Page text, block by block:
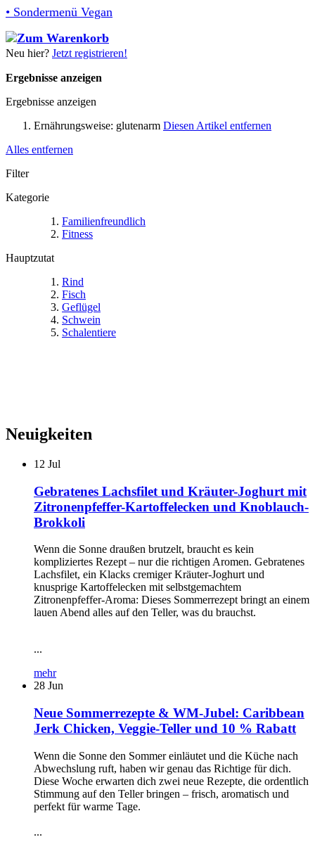
• Sondermenü Vegan
Neu hier? Jetzt registrieren!
Ergebnisse anzeigen
Ergebnisse anzeigen
Ernährungsweise: glutenarm Diesen Artikel entfernen
Alles entfernen
Filter
Kategorie
Familienfreundlich
Fitness
Hauptzutat
Rind
Fisch
Geflügel
Schwein
Schalentiere
Neuigkeiten
12 Jul
Gebratenes Lachsfilet und Kräuter-Joghurt mit
Zitronenpfeffer-Kartoffelecken und Knoblauch-
Brokkoli
Wenn die Sonne draußen brutzelt, braucht es kein
kompliziertes Rezept – nur die richtigen Aromen. Gebratenes
Lachsfilet, ein Klacks cremiger Kräuter-Joghurt und
knusprige Kartoffelecken mit selbstgemachtem
Zitronenpfeffer-Aroma: Dieses Sommerrezept bringt an einem
lauen Abend alles auf den Teller, was du brauchst.
...
mehr
28 Jun
Neue Sommerrezepte & WM-Jubel: Caribbean
Jerk Chicken, Veggie-Teller und 10 % Rabatt
Wenn die Sonne den Sommer einläutet und die Küche nach
Abwechslung ruft, haben wir genau das Richtige für dich.
Diese Woche erwarten dich zwei neue Rezepte, die ordentlich
Stimmung auf den Teller bringen – frisch, aromatisch und
perfekt für warme Tage.
...